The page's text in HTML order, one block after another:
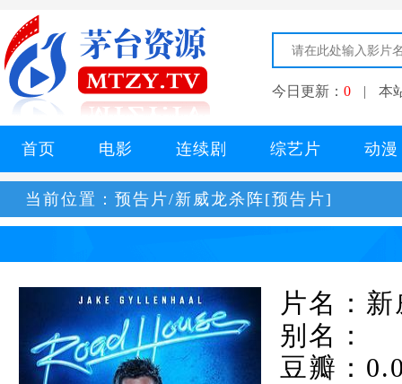
今日更新： 0 | 本
首页 电影 连续剧 综艺片 动漫
当前位置： 预告片/新威龙杀阵[预告片]
片名：
别名：
豆瓣：